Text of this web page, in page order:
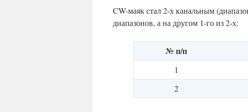
CW-маяк стал 2-х канальным
диапазонов, а на другом 1-го из 2-х:
№ п/п
1
2